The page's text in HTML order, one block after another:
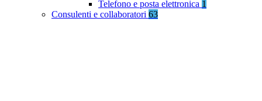
Telefono e posta elettronica 1
Consulenti e collaboratori 63